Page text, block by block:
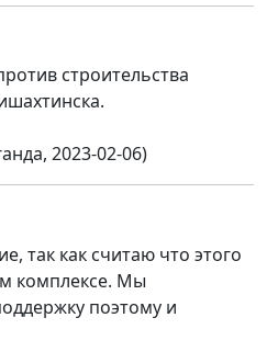
строительства
2023-02-06)
так как считаю что этого
комплексе. Мы
поэтому и